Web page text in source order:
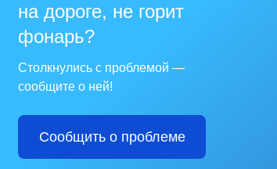
на дороге, не горит
фонарь?
Столкнулись с проблемой —
сообщите о ней!
Сообщить о проблеме